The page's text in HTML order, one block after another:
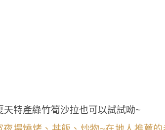
特產綠竹筍沙拉也可以試試呦~